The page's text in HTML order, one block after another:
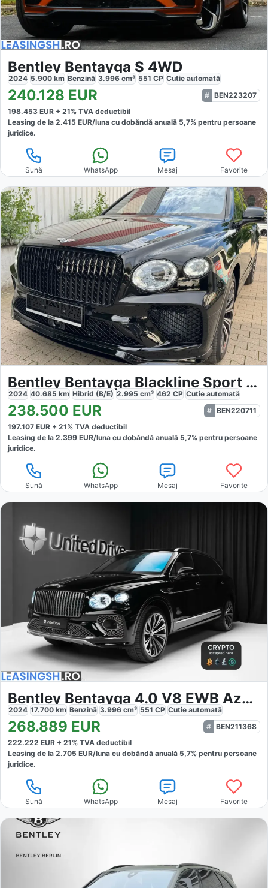
Bentley Bentayga S 4WD
2024 5.900 km Benzină 3.996 cm³ 551 CP Cutie automată
240.128 EUR
BEN223207
198.453 EUR + 21% TVA deductibil
Leasing de la 2.415 EUR/luna cu dobăndă anuală 5,7% pentru persoane
juridice.
Sună WhatsApp Mesaj Favorite
Bentley Bentayga Blackline Sport Carbon
2024 40.685 km Hibrid (B/E) 2.995 cm³ 462 CP Cutie automată
238.500 EUR
BEN220711
197.107 EUR + 21% TVA deductibil
Leasing de la 2.399 EUR/luna cu dobăndă anuală 5,7% pentru persoane
juridice.
Sună WhatsApp Mesaj Favorite
Bentley Bentayga 4.0 V8 EWB Azure 4WD Autom.
2024 17.700 km Benzină 3.996 cm³ 551 CP Cutie automată
268.889 EUR
BEN211368
222.222 EUR + 21% TVA deductibil
Leasing de la 2.705 EUR/luna cu dobăndă anuală 5,7% pentru persoane
juridice.
Sună WhatsApp Mesaj Favorite